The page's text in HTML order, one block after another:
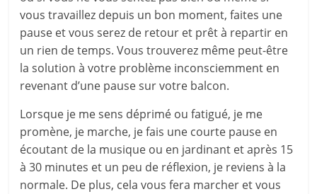
vous travaillez depuis un bon moment, faites une
pause et vous serez de retour et prêt à repartir en
un rien de temps. Vous trouverez même peut-être
la solution à votre problème inconsciemment en
revenant d’une pause sur votre balcon.
Lorsque je me sens déprimé ou fatigué, je me
promène, je marche, je fais une courte pause en
écoutant de la musique ou en jardinant et après 15
à 30 minutes et un peu de réflexion, je reviens à la
normale. De plus, cela vous fera marcher et vous